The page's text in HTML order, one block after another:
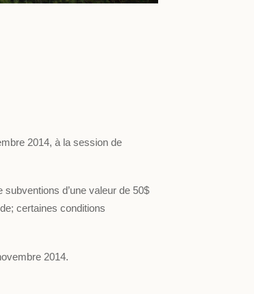
2014, à la session de
d’une valeur de 50$
certaines conditions
2014.